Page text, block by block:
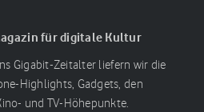
für digitale Kultur
Gigabit-Zeitalter liefern wir die
Highlights, Gadgets, den
und TV-Höhepunkte.